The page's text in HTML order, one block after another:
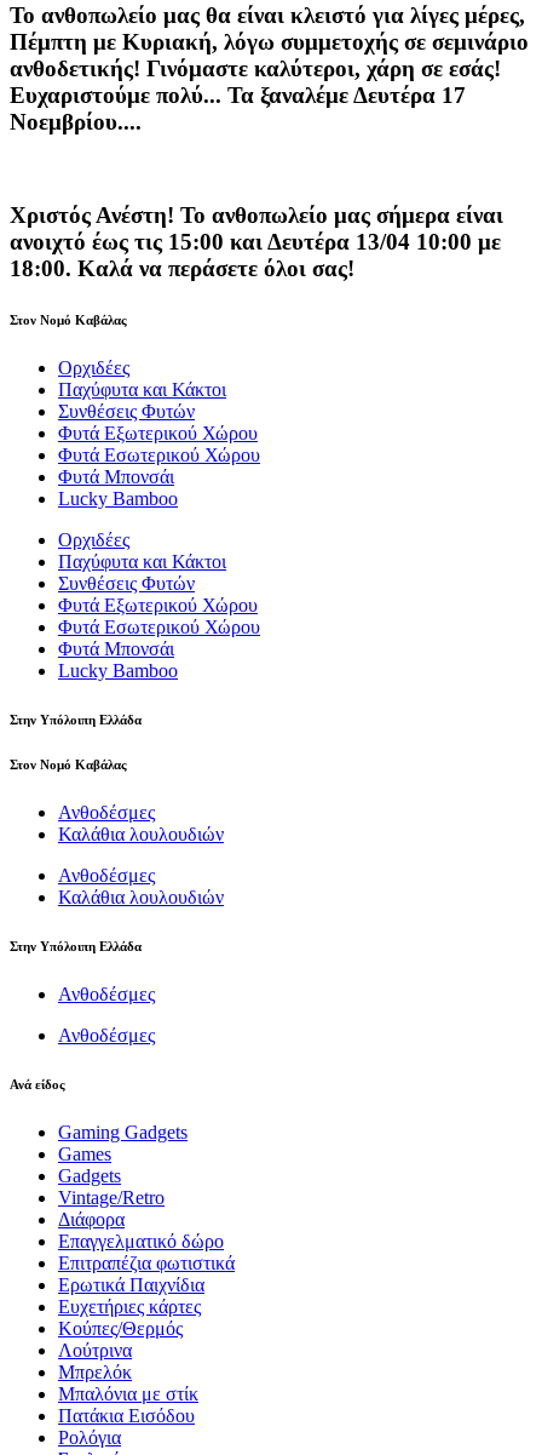
Το ανθοπωλείο μας θα είναι κλειστό για λίγες μέρες,
Πέμπτη με Κυριακή, λόγω συμμετοχής σε σεμινάριο
ανθοδετικής! Γινόμαστε καλύτεροι, χάρη σε εσάς!
Ευχαριστούμε πολύ... Τα ξαναλέμε Δευτέρα 17
Νοεμβρίου....
Χριστός Ανέστη! Το ανθοπωλείο μας σήμερα είναι
ανοιχτό έως τις 15:00 και Δευτέρα 13/04 10:00 με
18:00. Καλά να περάσετε όλοι σας!
Στον Νομό Καβάλας
Ορχιδέες
Παχύφυτα και Κάκτοι
Συνθέσεις Φυτών
Φυτά Εξωτερικού Χώρου
Φυτά Εσωτερικού Χώρου
Φυτά Μπονσάι
Lucky Bamboo
Ορχιδέες
Παχύφυτα και Κάκτοι
Συνθέσεις Φυτών
Φυτά Εξωτερικού Χώρου
Φυτά Εσωτερικού Χώρου
Φυτά Μπονσάι
Lucky Bamboo
Στην Υπόλοιπη Ελλάδα
Στον Νομό Καβάλας
Ανθοδέσμες
Καλάθια λουλουδιών
Ανθοδέσμες
Καλάθια λουλουδιών
Στην Υπόλοιπη Ελλάδα
Ανθοδέσμες
Ανθοδέσμες
Ανά είδος
Gaming Gadgets
Games
Gadgets
Vintage/Retro
Διάφορα
Επαγγελματικό δώρο
Επιτραπέζια φωτιστικά
Ερωτικά Παιχνίδια
Ευχετήριες κάρτες
Κούπες/Θερμός
Λούτρινα
Μπρελόκ
Μπαλόνια με στίκ
Πατάκια Εισόδου
Ρολόγια